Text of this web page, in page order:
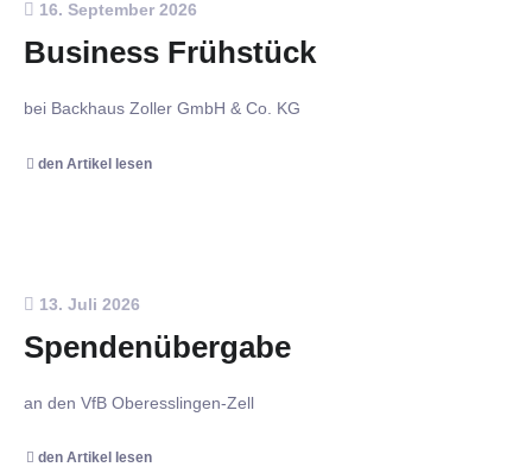
16. September 2026
Business Frühstück
bei Backhaus Zoller GmbH & Co. KG
den Artikel lesen
13. Juli 2026
Spendenübergabe
an den VfB Oberesslingen-Zell
den Artikel lesen